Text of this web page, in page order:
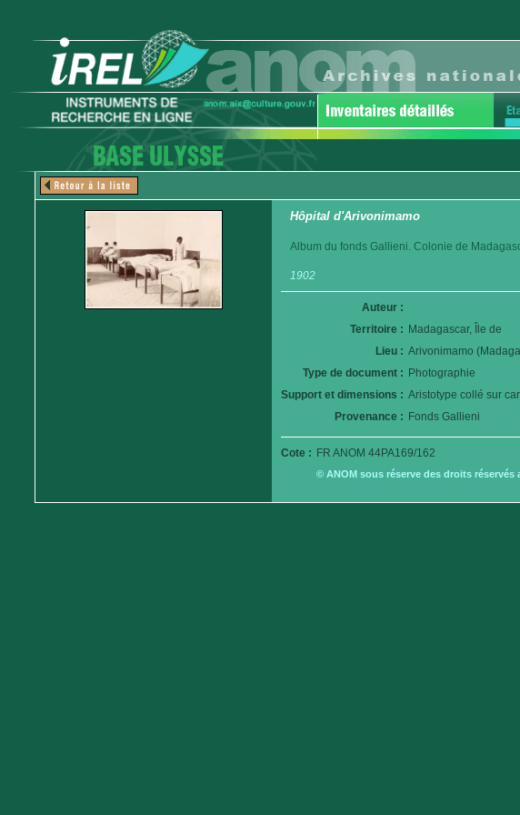
Hôpital d'Arivonimamo
Album du fonds Gallieni. Colonie de
1902
Auteur :
Territoire : Madagascar, Île de
Lieu : Arivonimamo
Type de document : Photographie
Support et dimensions : Aristotype collé sur
Provenance : Fonds Gallieni
Cote : FR ANOM 44PA169/162
© ANOM sous réserve des droits